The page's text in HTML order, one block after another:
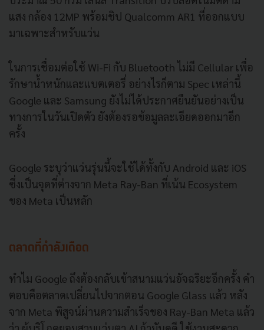
แสง กล้อง 12MP พร้อมชิป Qualcomm AR1 ที่ออกแบบ
มาเฉพาะสำหรับแว่น
ในการเชื่อมต่อใช้ Wi-Fi กับ Bluetooth ไม่มี Cellular เพื่อ
รักษาน้ำหนักและแบตเตอรี่ อย่างไรก็ตาม Spec เหล่านี้
Google และ Samsung ยังไม่ได้ประกาศยืนยันอย่างเป็น
ทางการในวันเปิดตัว ยังต้องรอข้อมูลละเอียดออกมาอีก
ครั้ง
Google ระบุว่าแว่นรุ่นนี้จะใช้ได้ทั้งกับ Android และ iOS
ซึ่งเป็นจุดที่ต่างจาก Meta Ray-Ban ที่เน้น Ecosystem
ของ Meta เป็นหลัก
ตลาดที่กำลังเดือด
ทำไม Google ถึงต้องกลับเข้าสนามแว่นอัจฉริยะอีกครั้ง คำ
ตอบคือตลาดเปลี่ยนไปจากตอน Google Glass แล้ว หลัง
จาก Meta พิสูจน์ผ่านความสำเร็จของ Ray-Ban Meta แล้ว